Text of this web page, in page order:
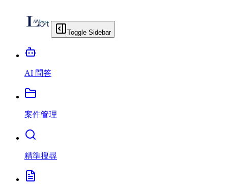
Toggle Sidebar
AI 問答
案件管理
精準搜尋